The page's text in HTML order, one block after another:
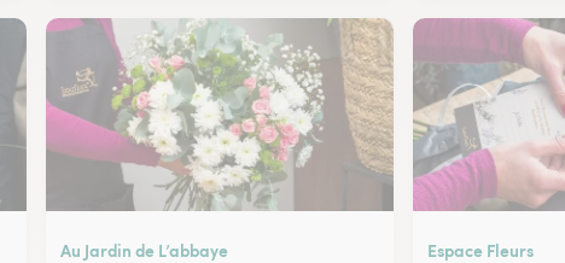
Au Jardin de L’abbaye Espace Fleurs